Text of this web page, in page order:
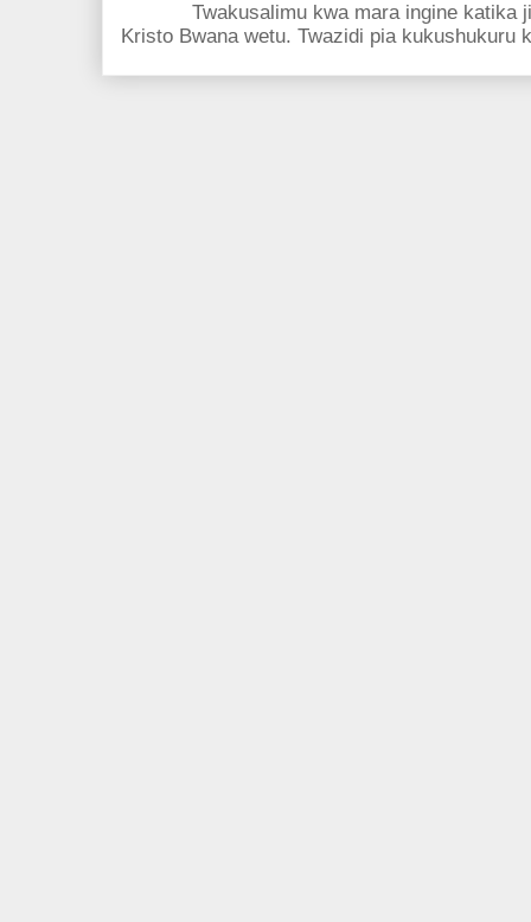
Twakusalimu kwa mara ingine katika
Kristo Bwana wetu. Twazidi pia kukushukuru